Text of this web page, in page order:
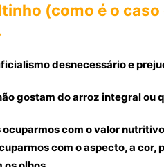
(como é o caso
desnecessário e
gostam do arroz integral ou
ocuparmos com o valor
com o aspecto, a cor,